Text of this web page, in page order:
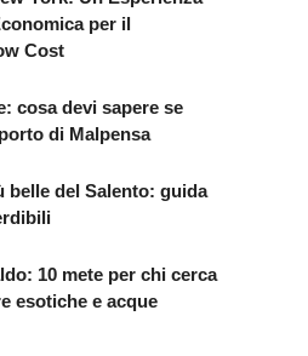
per il
Cost
cosa devi sapere se
di Malpensa
belle del Salento: guida
10 mete per chi cerca
esotiche e acque